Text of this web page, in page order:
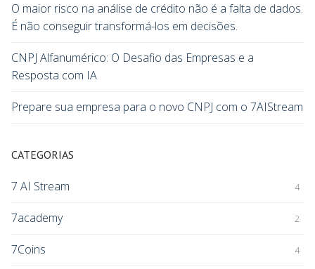
O maior risco na análise de crédito não é a falta de dados.
É não conseguir transformá-los em decisões.
CNPJ Alfanumérico: O Desafio das Empresas e a
Resposta com IA
Prepare sua empresa para o novo CNPJ com o 7AIStream
CATEGORIAS
7 AI Stream 4
7academy 2
7Coins 4